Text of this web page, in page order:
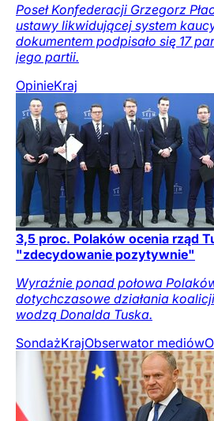
Poseł Konfederacji Grzegorz
ustawy likwidującej system
dokumentem podpisało się 17
jego partii.
OpinieKraj
3,5 proc. Polaków ocenia rząd
"zdecydowanie pozytywnie"
Wyraźnie ponad połowa
dotychczasowe działania
wodzą Donalda Tuska.
SondażKrajObserwator mediów